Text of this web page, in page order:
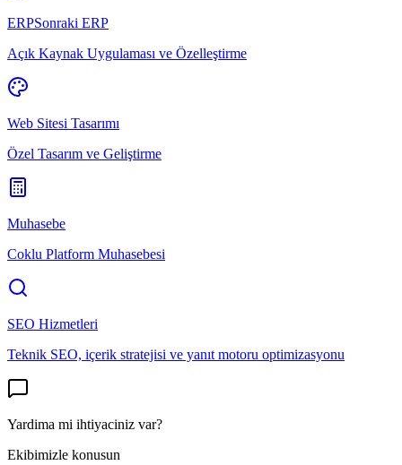
ERPSonraki ERP
Açık Kaynak Uygulaması ve Özelleştirme
Web Sitesi Tasarımı
Özel Tasarım ve Geliştirme
Muhasebe
Coklu Platform Muhasebesi
SEO Hizmetleri
Teknik SEO, içerik stratejisi ve yanıt motoru optimizasyonu
Yardima mi ihtiyaciniz var?
Ekibimizle konusun